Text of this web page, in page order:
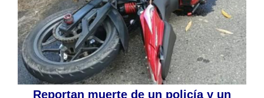
Reportan muerte de un policía y un